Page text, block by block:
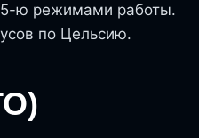
ю режимами работы.
по Цельсию.